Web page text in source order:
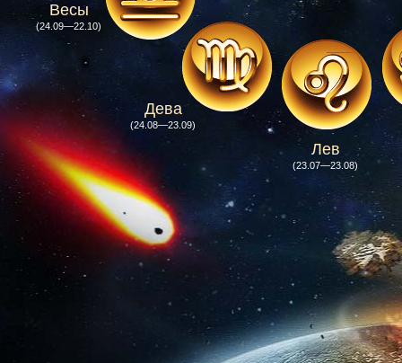
Лев
(23.07—23.08)
Дева
(24.08—23.09)
Весы
(24.09—22.10)